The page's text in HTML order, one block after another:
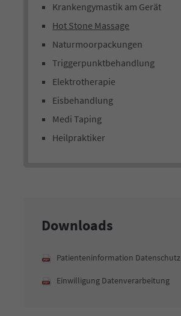
Krankengymastik am Gerät
Hot Stone Massage
Naturmoorpackungen
Triggerpunktbehandlung
Elektrotherapie
Eisbehandlung
Medi Taping
Heilpraktiker
Downloads
Patienteninformation Datenschutz
Einwilligung Datenverarbeitung